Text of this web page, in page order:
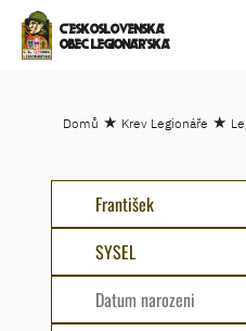
ČESKOSLOVENSKÁ
OBEC LEGIONÁŘSKÁ
Domů ★ Krev Legionáře ★